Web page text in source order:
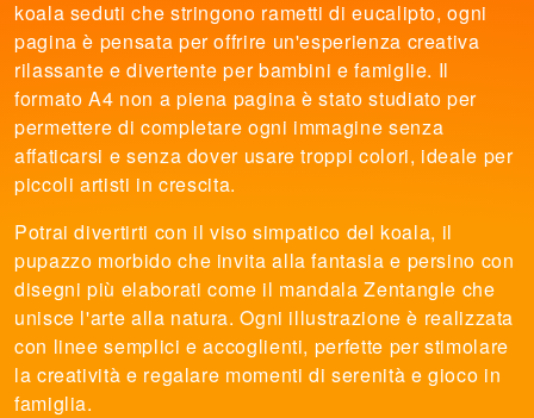
koala seduti che stringono rametti di eucalipto, ogni
pagina è pensata per offrire un'esperienza creativa
rilassante e divertente per bambini e famiglie. Il
formato A4 non a piena pagina è stato studiato per
permettere di completare ogni immagine senza
affaticarsi e senza dover usare troppi colori, ideale per
piccoli artisti in crescita.
Potrai divertirti con il viso simpatico del koala, il
pupazzo morbido che invita alla fantasia e persino con
disegni più elaborati come il mandala Zentangle che
unisce l'arte alla natura. Ogni illustrazione è realizzata
con linee semplici e accoglienti, perfette per stimolare
la creatività e regalare momenti di serenità e gioco in
famiglia.